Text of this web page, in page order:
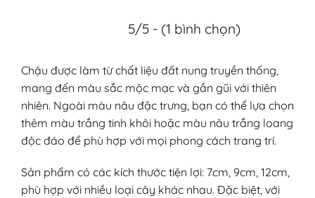
5/5 - (1 bình chọn)
Chậu được làm từ chất liệu đất nung truyền thống,
mang đến màu sắc mộc mạc và gần gũi với thiên
nhiên. Ngoài màu nâu đặc trưng, bạn có thể lựa chọn
thêm màu trắng tinh khôi hoặc màu nâu trắng loang
độc đáo để phù hợp với mọi phong cách trang trí.
Sản phẩm có các kích thước tiện lợi: 7cm, 9cm, 12cm,
phù hợp với nhiều loại cây khác nhau. Đặc biệt, với